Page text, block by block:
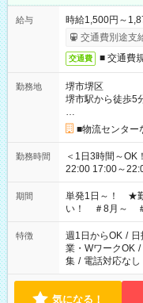
給与
時給1,500円～
交通費別途支
交通費 ■ 交通費
勤務地
堺市堺区
堺市駅から徒歩5
…
■物流センタ
勤務時間
＜1日3時間～OK！＞ ▼ 例えば… ▼ 15:00～18:00
22:00 17:00～22:00 など こちら以外の時間
ださい！
期間
単発1日～！ ★勤
い！ ＃8月～
特徴 週1日からOK /
業・WワークOK /
集 / 電話対応なし
気になる！